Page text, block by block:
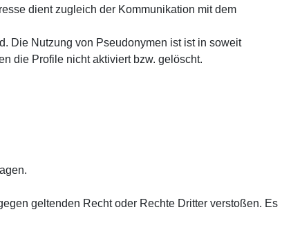
dient zugleich der Kommunikation mit dem
Die Nutzung von Pseudonymen ist ist in soweit
die Profile nicht aktiviert bzw. gelöscht.
geltenden Recht oder Rechte Dritter verstoßen. Es